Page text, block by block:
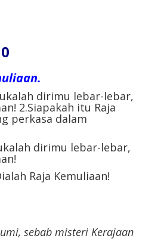
dirimu lebar-lebar,
2.Siapakah itu Raja
perkasa dalam
dirimu lebar-lebar,
Raja Kemuliaan!
sebab misteri Kerajaan